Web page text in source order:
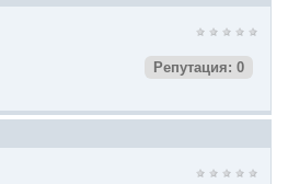
Репутация: 0